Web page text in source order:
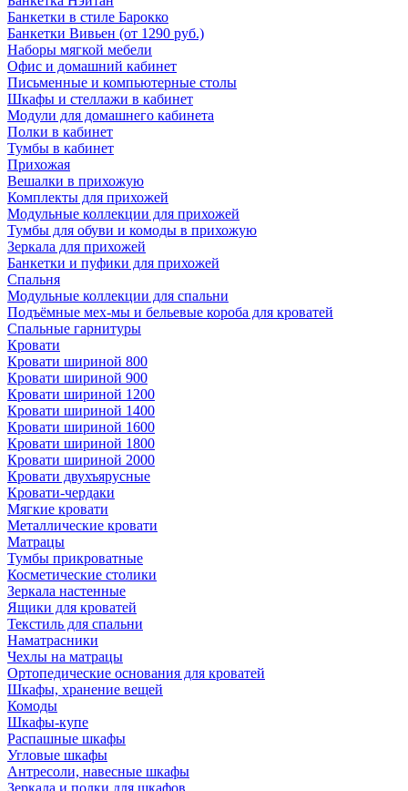
Банкетки в стиле Барокко
Банкетки Вивьен (от 1290 руб.)
Наборы мягкой мебели
Офис и домашний кабинет
Письменные и компьютерные столы
Шкафы и стеллажи в кабинет
Модули для домашнего кабинета
Полки в кабинет
Тумбы в кабинет
Прихожая
Вешалки в прихожую
Комплекты для прихожей
Модульные коллекции для прихожей
Тумбы для обуви и комоды в прихожую
Зеркала для прихожей
Банкетки и пуфики для прихожей
Спальня
Модульные коллекции для спальни
Подъёмные мех-мы и бельевые короба для кроватей
Спальные гарнитуры
Кровати
Кровати шириной 800
Кровати шириной 900
Кровати шириной 1200
Кровати шириной 1400
Кровати шириной 1600
Кровати шириной 1800
Кровати шириной 2000
Кровати двухъярусные
Кровати-чердаки
Мягкие кровати
Металлические кровати
Матрацы
Тумбы прикроватные
Косметические столики
Зеркала настенные
Ящики для кроватей
Текстиль для спальни
Наматрасники
Чехлы на матрацы
Ортопедические основания для кроватей
Шкафы, хранение вещей
Комоды
Шкафы-купе
Распашные шкафы
Угловые шкафы
Антресоли, навесные шкафы
Зеркала и полки для шкафов